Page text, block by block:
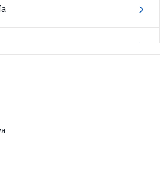
chevron_right
chevron_right
DE CANDIDATURAS Y
los formatos aprobados por el Tribunal